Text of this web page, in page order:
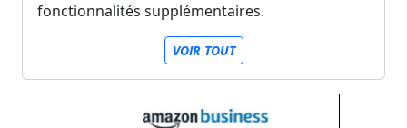
fonctionnalités supplémentaires.
VOIR TOUT